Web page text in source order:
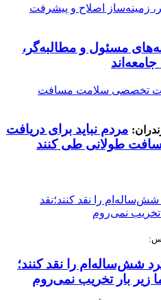
مسئول و مطالبه‌گر،
مردم نباید برای دریافت
طولانی طی کنند
شش‌ساله‌ام را نقد کنند؛
زیر بار تخریب نمی‌روم